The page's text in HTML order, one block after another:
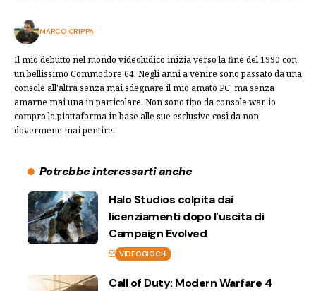
MARCO CRIPPA
Il mio debutto nel mondo videoludico inizia verso la fine del 1990 con
un bellissimo Commodore 64. Negli anni a venire sono passato da una
console all'altra senza mai sdegnare il mio amato PC, ma senza
amarne mai una in particolare. Non sono tipo da console war, io
compro la piattaforma in base alle sue esclusive così da non
dovermene mai pentire.
Potrebbe interessarti anche
Halo Studios colpita dai
licenziamenti dopo l’uscita di
Campaign Evolved
VIDEOGIOCHI
Call of Duty: Modern Warfare 4